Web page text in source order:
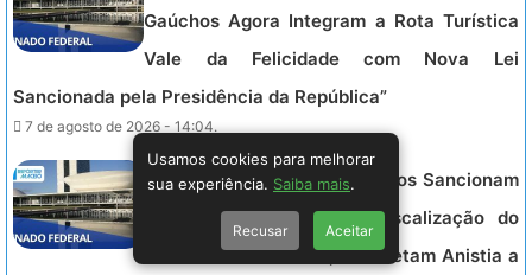
Gaúchos Agora Integram a Rota Turística
Vale da Felicidade com Nova Lei
Sancionada pela Presidência da República”
7 de agosto de 2026 - 14:04.
SENADO FEDERAL – “Governos Sancionam
Nova Lei que Fortalece Fiscalização do
Piso Mínimo de Frete, mas Vetam Anistia a
Usamos cookies para melhorar
sua experiência. Saiba mais
Recusar Aceitar